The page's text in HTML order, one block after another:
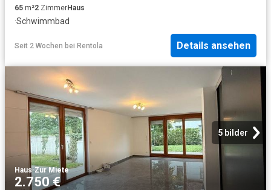
65 m²2 ZimmerHaus
·Schwimmbad
Seit 2 Wochen bei Rentola Details ansehen
5 bilder
Haus·Zur Miete
2.750 €